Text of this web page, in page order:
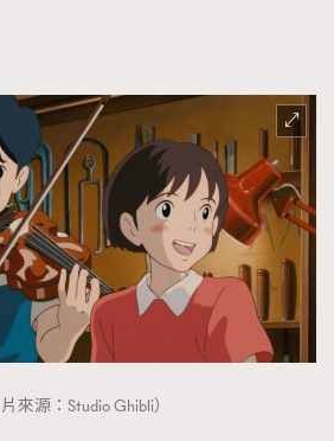
片來源：Studio Ghibli）